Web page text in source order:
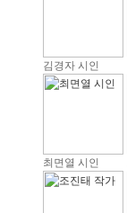
김경자 시인
최면열 시인